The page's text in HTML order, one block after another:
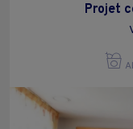
Projet